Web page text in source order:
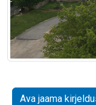
Ava jaama